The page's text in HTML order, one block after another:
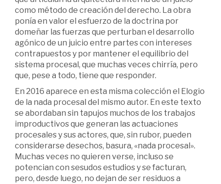
como método de creación del derecho. La obra
ponía en valor el esfuerzo de la doctrina por
domeñar las fuerzas que perturban el desarrollo
agónico de un juicio entre partes con intereses
contrapuestos y por mantener el equilibrio del
sistema procesal, que muchas veces chirría, pero
que, pese a todo, tiene que responder.
En 2016 aparece en esta misma colección el Elogio
de la nada procesal del mismo autor. En este texto
se abordaban sin tapujos muchos de los trabajos
improductivos que generan las actuaciones
procesales y sus actores, que, sin rubor, pueden
considerarse desechos, basura, «nada procesal».
Muchas veces no quieren verse, incluso se
potencian con sesudos estudios y se facturan,
pero, desde luego, no dejan de ser residuos a